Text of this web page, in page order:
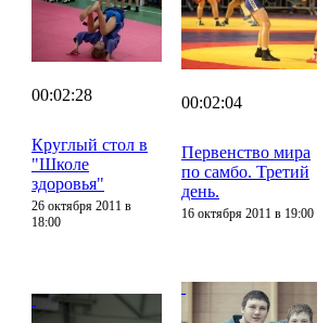
00:02:28
Круглый стол в
"Школе
здоровья"
26 октября 2011 в
18:00
00:02:04
Первенство мира
по самбо. Третий
день.
16 октября 2011 в 19:00